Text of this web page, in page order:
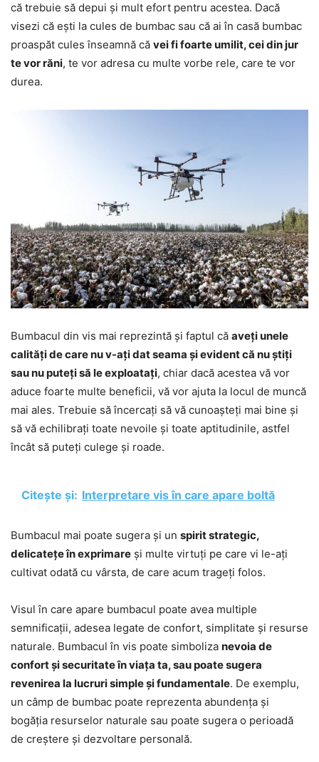
că trebuie să depui și mult efort pentru acestea. Dacă
visezi că ești la cules de bumbac sau că ai în casă bumbac
proaspăt cules înseamnă că vei fi foarte umilit, cei din jur
te vor răni, te vor adresa cu multe vorbe rele, care te vor
durea.
Bumbacul din vis mai reprezintă și faptul că aveți unele
calități de care nu v-ați dat seama și evident că nu știți
sau nu puteți să le exploatați, chiar dacă acestea vă vor
aduce foarte multe beneficii, vă vor ajuta la locul de muncă
mai ales. Trebuie să încercați să vă cunoașteți mai bine și
să vă echilibrați toate nevoile și toate aptitudinile, astfel
încât să puteți culege și roade.
Citește și: Interpretare vis în care apare boltă
Bumbacul mai poate sugera și un spirit strategic,
delicatețe în exprimare și multe virtuți pe care vi le-ați
cultivat odată cu vârsta, de care acum trageți folos.
Visul în care apare bumbacul poate avea multiple
semnificații, adesea legate de confort, simplitate și resurse
naturale. Bumbacul în vis poate simboliza nevoia de
confort și securitate în viața ta, sau poate sugera
revenirea la lucruri simple și fundamentale. De exemplu,
un câmp de bumbac poate reprezenta abundența și
bogăția resurselor naturale sau poate sugera o perioadă
de creștere și dezvoltare personală.